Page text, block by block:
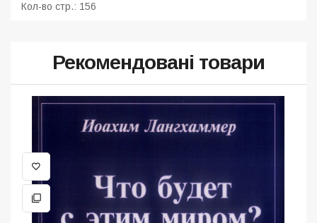
Кол-во стр.: 156
Рекомендовані товари